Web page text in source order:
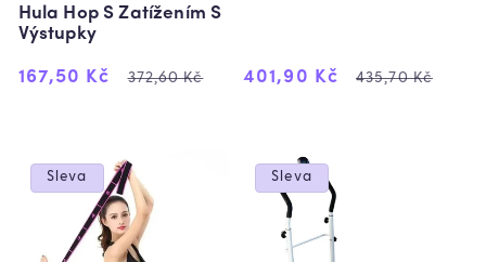
Hula Hop S Zatížením S
Výstupky
Výprodejová
167,50 Kč
Běžná
372,60 Kč
Výprodejová
401,90 Kč
Běžná
435,70 Kč
Sleva Sleva